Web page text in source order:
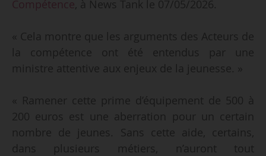
Compétence, à News Tank le 07/05/2026.
« Cela montre que les arguments des Acteurs de
la compétence ont été entendus par une
ministre attentive aux enjeux de la jeunesse. »
« Ramener cette prime d’équipement de 500 à
200 euros est une aberration pour un certain
nombre de jeunes. Sans cette aide, certains,
dans plusieurs métiers, n’auront tout